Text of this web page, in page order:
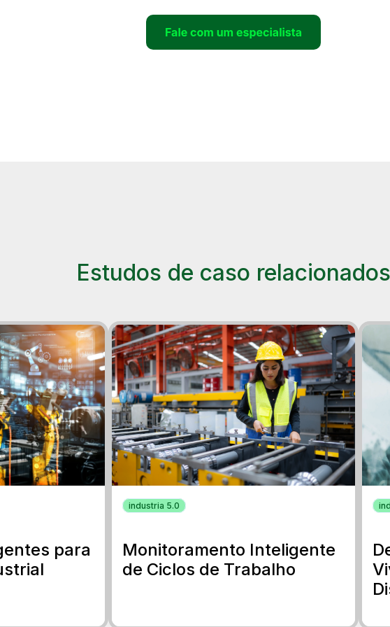
Estudos de caso relacionados
para
industria 5.0
Monitoramento Inteligente
de Ciclos de Trabalho